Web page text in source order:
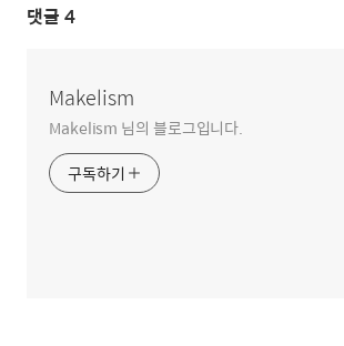
댓글 4
Makelism
Makelism 님의 블로그입니다.
구독하기